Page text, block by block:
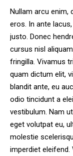
Nullam arcu enim,
eros. In ante
justo. Donec
cursus nisl
fringilla. Vivamus
quam dictum elit,
blandit ante, eu
odio tincidunt a
vestibulum. Nam
eget volutpat eu,
molestie
imperdiet